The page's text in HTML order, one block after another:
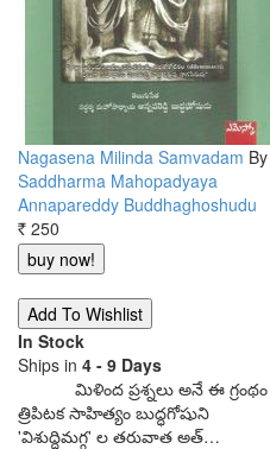
Nagasena Milinda Samvadam By
Saddharma Mahopadyaya
Annapareddy Buddhaghoshudu
Rs. 250
In Stock
Ships in 4 - 9 Days
మిళింద ప్రశ్నలు అనే ఈ గ్రంథం
త్రిపిటక సాహిత్యం బుద్ధగోషుని
'విశుద్ధిమగ్గ' ల తరువాత అత్…